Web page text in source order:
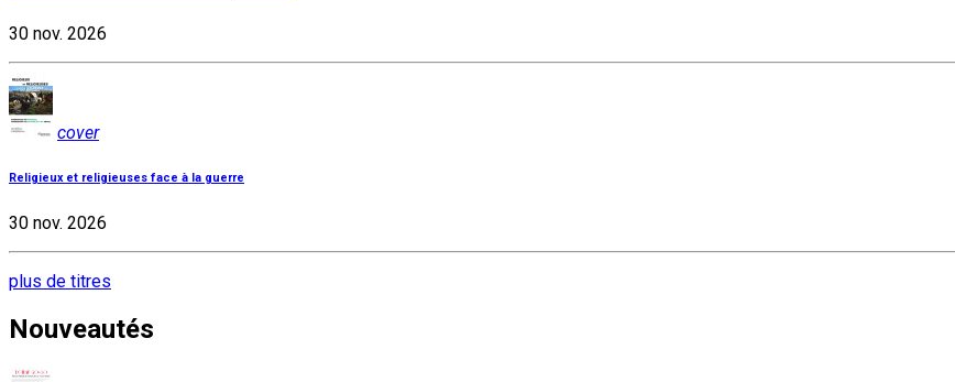
30 nov. 2026
cover
Religieux et religieuses face à la guerre
30 nov. 2026
plus de titres
Nouveautés